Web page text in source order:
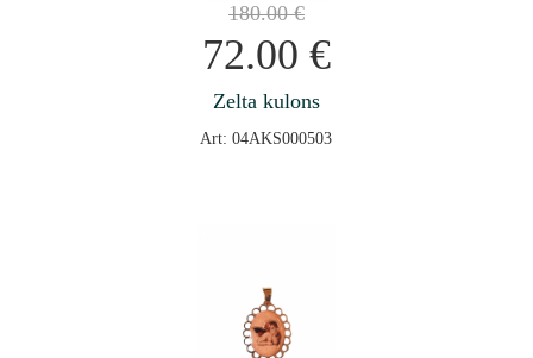
180.00€
72.00 €
Zelta kulons
Art: 04AKS000503